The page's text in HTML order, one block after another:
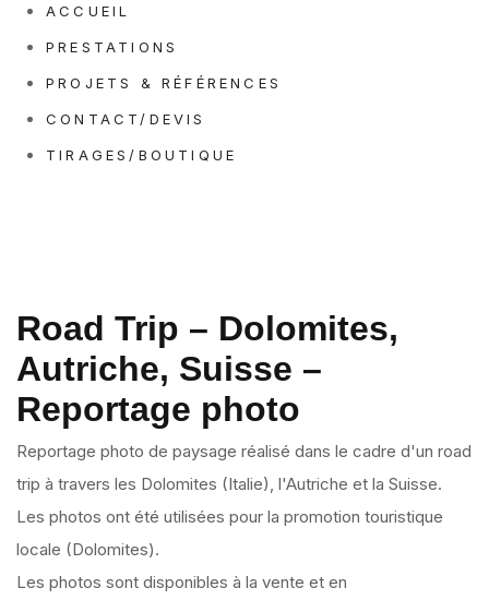
ACCUEIL
PRESTATIONS
PROJETS & RÉFÉRENCES
CONTACT/DEVIS
TIRAGES/BOUTIQUE
Road Trip – Dolomites,
Autriche, Suisse –
Reportage photo
Reportage photo de paysage réalisé dans le cadre d'un road
trip à travers les Dolomites (Italie), l'Autriche et la Suisse.
Les photos ont été utilisées pour la promotion touristique
locale (Dolomites).
Les photos sont disponibles à la vente et en